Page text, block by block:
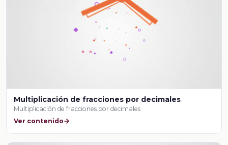
Multiplicación de fracciones por decimales
Multiplicación de fracciones por decimales
Ver contenido